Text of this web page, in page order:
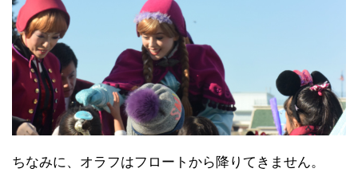
ちなみに、オラフはフロートから降りてきません。